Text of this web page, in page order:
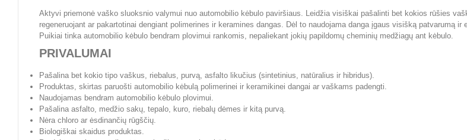
Aktyvi priemonė vaško sluoksnio valymui nuo automobilio kėbulo paviršiaus. Leidžia visiškai pašalinti bet kokios rūšies
regeneruojant ar pakartotinai dengiant polimerines ir keramines dangas. Dėl to naudojama danga įgaus visišką patvarumą ir
Puikiai tinka automobilio kėbulo bendram plovimui rankomis, nepaliekant jokių papildomų cheminių medžiagų ant kėbulo.
PRIVALUMAI
Pašalina bet kokio tipo vaškus, riebalus, purvą, asfalto likučius (sintetinius, natūralius ir hibridus).
Produktas, skirtas paruošti automobilio kėbulą polimerinei ir keramikinei dangai ar vaškams padengti.
Naudojamas bendram automobilio kėbulo plovimui.
Pašalina asfalto, medžio sakų, tepalo, kuro, riebalų dėmes ir kitą purvą.
Nėra chloro ar ėsdinančių rūgščių.
Biologiškai skaidus produktas.